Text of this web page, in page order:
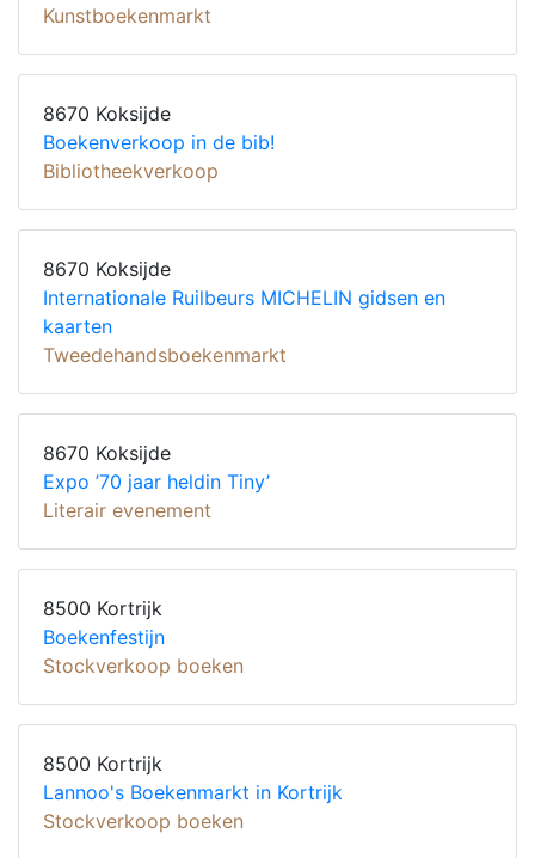
Kunstboekenmarkt
8670 Koksijde
Boekenverkoop in de bib!
Bibliotheekverkoop
8670 Koksijde
Internationale Ruilbeurs MICHELIN gidsen en
kaarten
Tweedehandsboekenmarkt
8670 Koksijde
Expo ’70 jaar heldin Tiny’
Literair evenement
8500 Kortrijk
Boekenfestijn
Stockverkoop boeken
8500 Kortrijk
Lannoo's Boekenmarkt in Kortrijk
Stockverkoop boeken